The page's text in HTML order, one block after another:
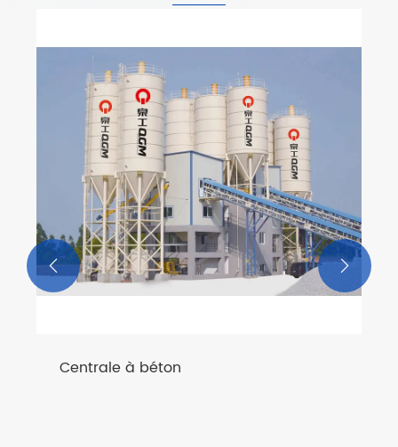
automatique de
Voir plus >>
 